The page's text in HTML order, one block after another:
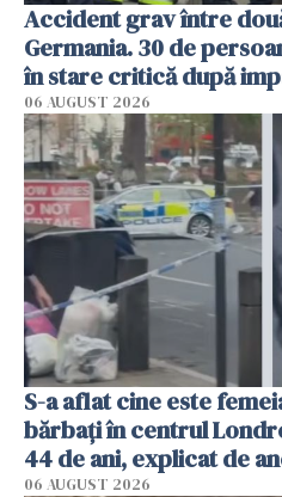
Accident grav între
Germania. 30 de
în stare critică după
06 AUGUST 2026
S-a aflat cine este
bărbați în centrul
44 de ani, explicat de
06 AUGUST 2026